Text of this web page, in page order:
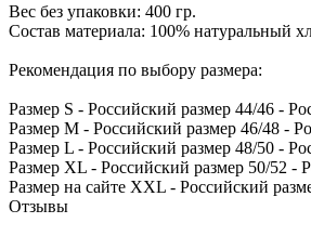
Вес без упаковки: 400 гр.
Состав материала: 100% натуральный
Рекомендация по выбору размера:
Размер S - Российский размер 44/46 -
Размер M - Российский размер 46/48 -
Размер L - Российский размер 48/50 -
Размер XL - Российский размер 50/52 -
Размер на сайте XXL - Российский
Отзывы